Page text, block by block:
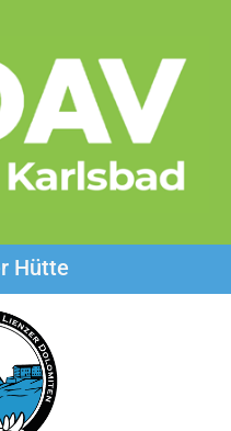
Hütte